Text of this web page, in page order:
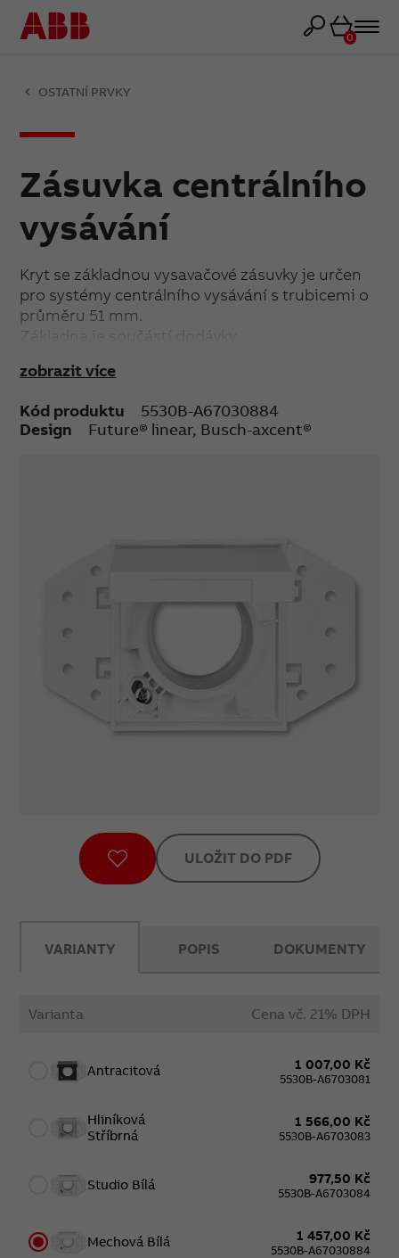
Košík
0
OSTATNÍ PRVKY
Zásuvka centrálního
vysávání
Kryt se základnou vysavačové zásuvky je určen
pro systémy centrálního vysávání s trubicemi o
průměru 51 mm.
Základna je součástí dodávky.
zobrazit více
Kód produktu
5530B-A67030884
Design
Future® linear, Busch-axcent®
ULOŽIT DO PDF
VARIANTY
Varianta Cena vč. 21% DPH
Antracitová 1 007,00 Kč
5530B-A6703081
Hliníková
Stříbrná
1 566,00 Kč
5530B-A6703083
Studio Bílá 977,50 Kč
5530B-A6703084
Mechová Bílá 1 457,00 Kč
5530B-A67030884
POPIS DOKUMENTY